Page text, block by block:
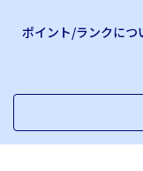
ポイント/ランクにつ